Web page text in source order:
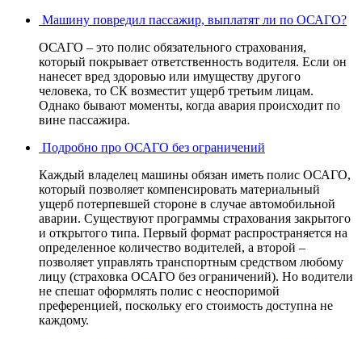
Машину повредил пассажир, выплатят ли по ОСАГО?
ОСАГО – это полис обязательного страхования,
который покрывает ответственность водителя. Если он
нанесет вред здоровью или имуществу другого
человека, то СК возместит ущерб третьим лицам.
Однако бывают моменты, когда авария происходит по
вине пассажира.
Подробно про ОСАГО без ограничений
Каждый владелец машины обязан иметь полис ОСАГО,
который позволяет компенсировать материальный
ущерб потерпевшей стороне в случае автомобильной
аварии. Существуют программы страхования закрытого
и открытого типа. Первый формат распространяется на
определенное количество водителей, а второй –
позволяет управлять транспортным средством любому
лицу (страховка ОСАГО без ограничений). Но водители
не спешат оформлять полис с неоспоримой
преференцией, поскольку его стоимость доступна не
каждому.